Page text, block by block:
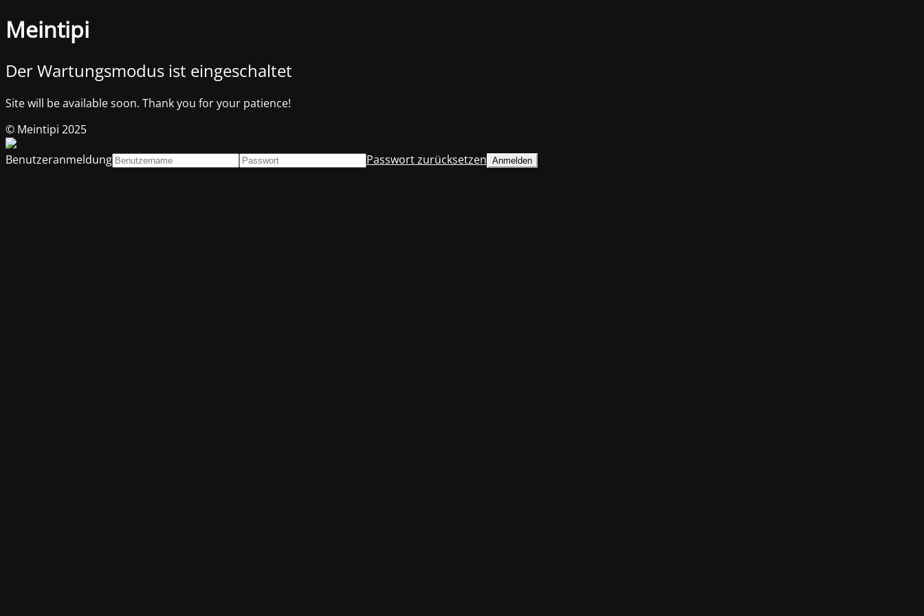
Meintipi
Der Wartungsmodus ist eingeschaltet
Site will be available soon. Thank you for your patience!
© Meintipi 2025
Benutzeranmeldung
Passwort zurücksetzen